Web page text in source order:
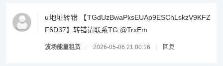
u地址转错 【TGdUzBwaPksEUAp9ESChLskzV9KFZ
F6D37】转错请联系TG:@TrxEm
波场能量租赁 2026-05-06 21:00:16 回复